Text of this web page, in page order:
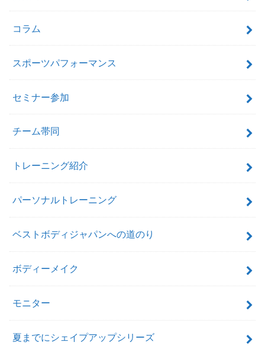
コラム
スポーツパフォーマンス
セミナー参加
チーム帯同
トレーニング紹介
パーソナルトレーニング
ベストボディジャパンへの道のり
ボディーメイク
モニター
夏までにシェイプアップシリーズ